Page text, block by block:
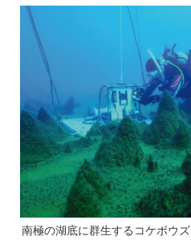
南極の湖底に群生するコケボウズ